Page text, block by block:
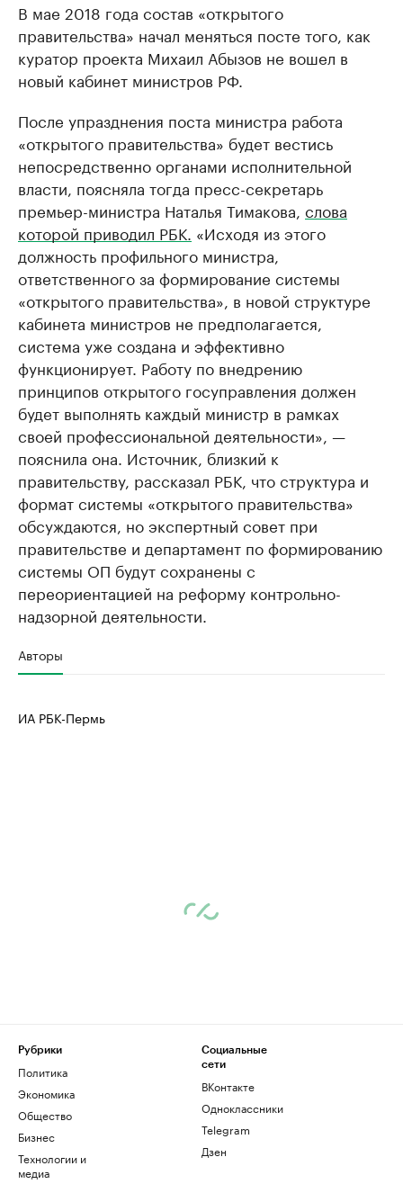
В мае 2018 года состав «открытого
правительства» начал меняться посте того, как
куратор проекта Михаил Абызов не вошел в
новый кабинет министров РФ.
После упразднения поста министра работа
«открытого правительства» будет вестись
непосредственно органами исполнительной
власти, поясняла тогда пресс-секретарь
премьер-министра Наталья Тимакова, слова
которой приводил РБК. «Исходя из этого
должность профильного министра,
ответственного за формирование системы
«открытого правительства», в новой структуре
кабинета министров не предполагается,
система уже создана и эффективно
функционирует. Работу по внедрению
принципов открытого госуправления должен
будет выполнять каждый министр в рамках
своей профессиональной деятельности», —
пояснила она. Источник, близкий к
правительству, рассказал РБК, что структура и
формат системы «открытого правительства»
обсуждаются, но экспертный совет при
правительстве и департамент по формированию
системы ОП будут сохранены с
переориентацией на реформу контрольно-
надзорной деятельности.
Авторы
ИА РБК-Пермь
Рубрики
Политика
Экономика
Общество
Бизнес
Технологии и
медиа
Социальные
сети
ВКонтакте
Одноклассники
Telegram
Дзен